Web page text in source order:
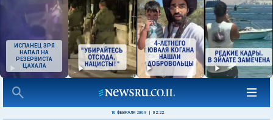
ИСПАНЕЦ ЗРЯ
НАПАЛ НА
РЕЗЕРВИСТА
ЦАХАЛА
10 ФЕВРАЛЯ 2009 02:22